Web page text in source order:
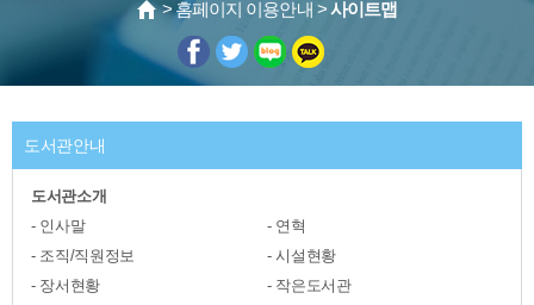
> 홈페이지 이용안내 >사이트맵
도서관안내
도서관소개
인사말
연혁
조직/직원정보
시설현황
장서현황
작은도서관